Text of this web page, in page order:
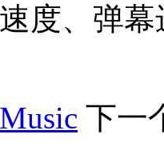
度、弹
下一